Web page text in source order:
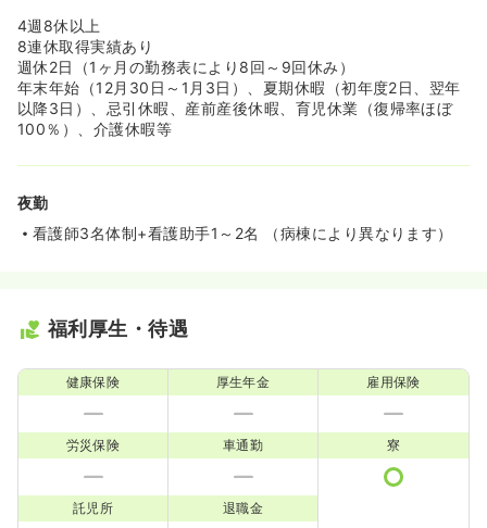
4週8休以上
8連休取得実績あり
週休2日（1ヶ月の勤務表により8回～9回休み）
年末年始（12月30日～1月3日）、夏期休暇（初年度2日、翌年
以降3日）、忌引休暇、産前産後休暇、育児休業（復帰率ほぼ
100％）、介護休暇等
夜勤
看護師3名体制+看護助手1～2名 （病棟により異なります）
福利厚生・待遇
健康保険 厚生年金 雇用保険
労災保険 車通勤 寮
託児所 退職金